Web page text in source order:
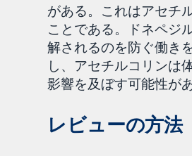
がある。これはアセチ
ことである。ドネペジ
解されるのを防ぐ働き
し、アセチルコリンは
影響を及ぼす可能性があ
レビューの方法